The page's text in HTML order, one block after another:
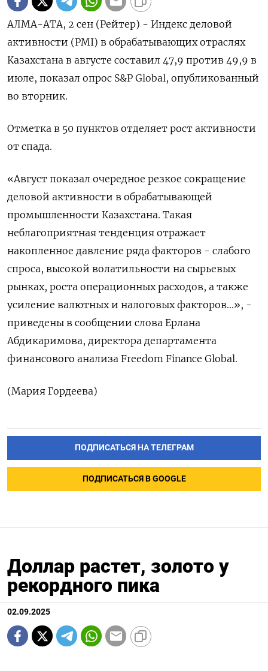
АЛМА-АТА, 2 сен (Рейтер) - Индекс деловой
активности (PMI) в обрабатывающих отраслях
Казахстана в августе составил 47,9 против 49,9 в
июле, показал опрос S&P Global, опубликованный
во вторник.
Отметка в 50 пунктов отделяет рост активности
от спада.
«Август показал очередное резкое сокращение
деловой активности в обрабатывающей
промышленности Казахстана. Такая
неблагоприятная тенденция отражает
накопленное давление ряда факторов - слабого
спроса, высокой волатильности на сырьевых
рынках, роста операционных расходов, а также
усиление валютных и налоговых факторов...», -
приведены в сообщении слова Ерлана
Абдикаримова, директора департамента
финансового анализа Freedom Finance Global.
(Мария Гордеева)
ПОДПИСАТЬСЯ НА ТЕЛЕГРАМ
ПОДПИСАТЬСЯ В GOOGLE
Доллар растет, золото у
рекордного пика
02.09.2025